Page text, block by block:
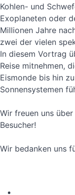
Kohlen- und
Exoplaneten oder
Millionen Jahre
zwei der vielen
In diesem Vortrag
Reise mitnehmen,
Eismonde bis hin
Sonnensystemen
Wir freuen uns
Besucher!
Wir bedanken uns